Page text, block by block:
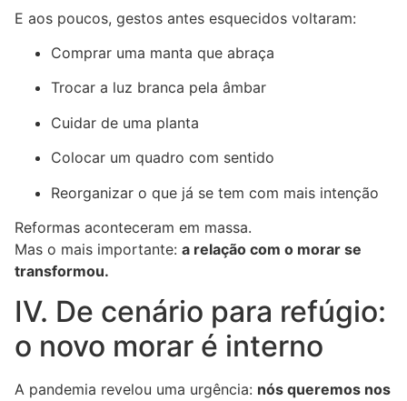
E aos poucos, gestos antes esquecidos voltaram:
Comprar uma manta que abraça
Trocar a luz branca pela âmbar
Cuidar de uma planta
Colocar um quadro com sentido
Reorganizar o que já se tem com mais intenção
Reformas aconteceram em massa.
Mas o mais importante: a relação com o morar se
transformou.
IV. De cenário para refúgio:
o novo morar é interno
A pandemia revelou uma urgência: nós queremos nos